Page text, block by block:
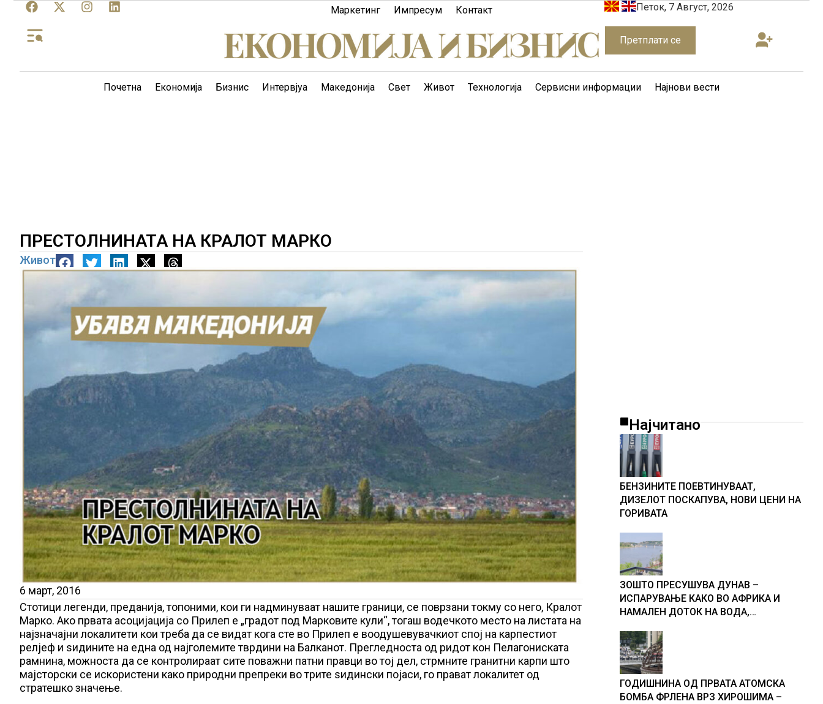
Маркетинг Импресум Контакт Петок, 7 Август, 2026
Претплати се
Почетна Економија Бизнис Интервјуа Македонија Свет Живот Технологија Сервисни информации Најнови вести
ПРЕСТОЛНИНАТА НА КРАЛОТ МАРКО
Живот
6 март, 2016
Стотици легенди, преданија, топоними, кои ги надминуваат нашите граници, се поврзани токму со него, Кралот
Марко. Ако првата асоцијација со Прилеп е „градот под Марковите кули“, тогаш водечкото место на листата на
најзначајни локалитети кои треба да се видат кога сте во Прилеп е воодушевувачкиот спој на карпестиот
релјеф и ѕидините на една од најголемите тврдини на Балканот. Прегледноста од ридот кон Пелагониската
рамнина, можноста да се контролираат сите поважни патни правци во тој дел, стрмните гранитни карпи што
мајсторски се искористени како природни препреки во трите ѕидински појаси, го прават локалитет од
стратешко значење.
Најчитано
БЕНЗИНИТЕ ПОЕВТИНУВААТ,
ДИЗЕЛОТ ПОСКАПУВА, НОВИ ЦЕНИ НА
ГОРИВАТА
ЗОШТО ПРЕСУШУВА ДУНАВ –
ИСПАРУВАЊЕ КАКО ВО АФРИКА И
НАМАЛЕН ДОТОК НА ВОДА,
Србија
ГОДИШНИНА ОД ПРВАТА АТОМСКА
БОМБА ФРЛЕНА ВРЗ ХИРОШИМА –